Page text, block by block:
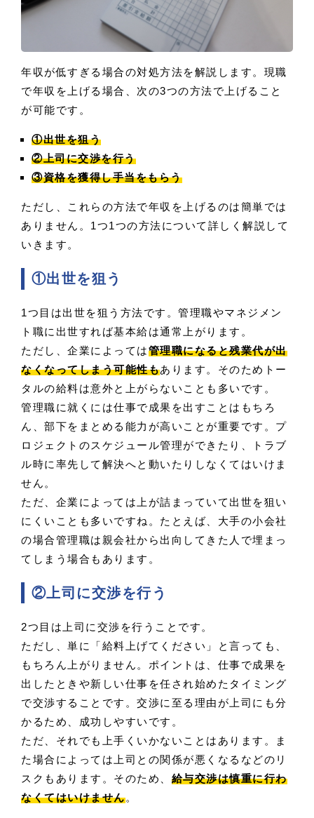
年収が低すぎる場合の対処方法を解説します。現職
で年収を上げる場合、次の3つの方法で上げること
が可能です。
①出世を狙う
②上司に交渉を行う
③資格を獲得し手当をもらう
ただし、これらの方法で年収を上げるのは簡単では
ありません。1つ1つの方法について詳しく解説して
いきます。
①出世を狙う
1つ目は出世を狙う方法です。管理職やマネジメン
ト職に出世すれば基本給は通常上がります。
ただし、企業によっては管理職になると残業代が出
なくなってしまう可能性もあります。そのためトー
タルの給料は意外と上がらないことも多いです。
管理職に就くには仕事で成果を出すことはもちろ
ん、部下をまとめる能力が高いことが重要です。プ
ロジェクトのスケジュール管理ができたり、トラブ
ル時に率先して解決へと動いたりしなくてはいけま
せん。
ただ、企業によっては上が詰まっていて出世を狙い
にくいことも多いですね。たとえば、大手の小会社
の場合管理職は親会社から出向してきた人で埋まっ
てしまう場合もあります。
②上司に交渉を行う
2つ目は上司に交渉を行うことです。
ただし、単に「給料上げてください」と言っても、
もちろん上がりません。ポイントは、仕事で成果を
出したときや新しい仕事を任され始めたタイミング
で交渉することです。交渉に至る理由が上司にも分
かるため、成功しやすいです。
ただ、それでも上手くいかないことはあります。ま
た場合によっては上司との関係が悪くなるなどのリ
スクもあります。そのため、 給与交渉は慎重に行わ
なくてはいけません。